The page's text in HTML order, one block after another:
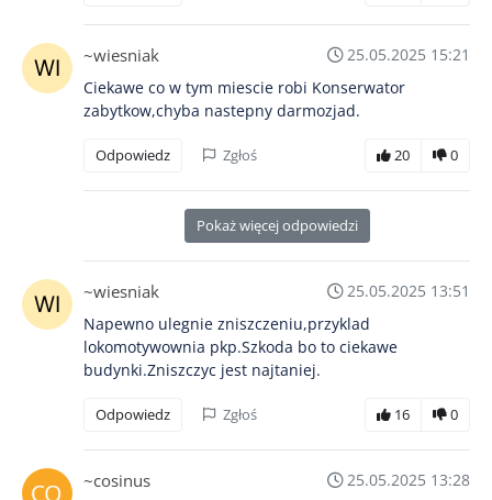
~wiesniak
25.05.2025 15:21
Ciekawe co w tym miescie robi Konserwator
zabytkow,chyba nastepny darmozjad.
Odpowiedz Zgłoś 20 0
Pokaż więcej odpowiedzi
~wiesniak
25.05.2025 13:51
Napewno ulegnie zniszczeniu,przyklad
lokomotywownia pkp.Szkoda bo to ciekawe
budynki.Zniszczyc jest najtaniej.
Odpowiedz Zgłoś 16 0
~cosinus
25.05.2025 13:28